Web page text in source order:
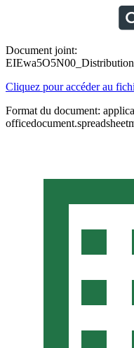
Document joint:
Cliquez pour accéder au
Format du document: